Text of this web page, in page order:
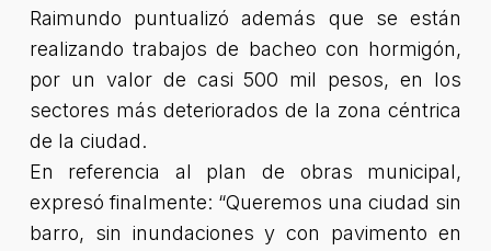
Raimundo puntualizó además que se están
realizando trabajos de bacheo con hormigón,
por un valor de casi 500 mil pesos, en los
sectores más deteriorados de la zona céntrica
de la ciudad.
En referencia al plan de obras municipal,
expresó finalmente: “Queremos una ciudad sin
barro, sin inundaciones y con pavimento en